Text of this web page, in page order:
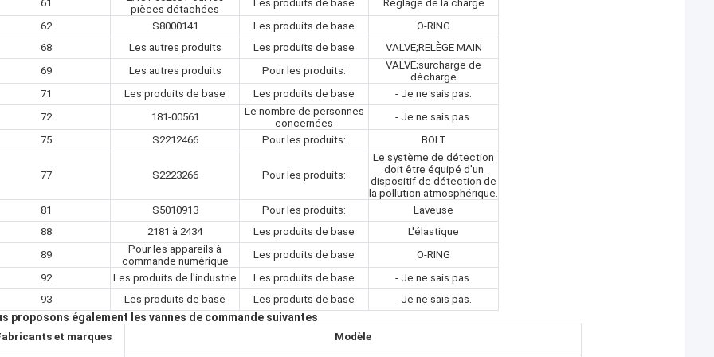
61
pièces détachées
Les produits de base
Réglage de la charge
62
S8000141 Les produits de base
O-RING
68
Les autres produits Les produits de base
VALVE;RELÈGE MAIN
69
Les autres produits Pour les produits:
VALVE;surcharge de
décharge
71
Les produits de base Les produits de base
- Je ne sais pas.
72
181-00561
Le nombre de personnes
concernées
- Je ne sais pas.
75
S2212466 Pour les produits: BOLT
77 S2223266 Pour les produits:
Le système de détection
doit être équipé d'un
dispositif de détection de
la pollution atmosphérique.
81
S5010913 Pour les produits:
Laveuse
88
2181 à 2434 Les produits de base
L'élastique
89
Pour les appareils à
commande numérique
Les produits de base
O-RING
92
Les produits de l'industrie Les produits de base
- Je ne sais pas.
93
Les produits de base Les produits de base - Je ne sais pas.
proposons également les vannes de commande suivantes
et marques Modèle